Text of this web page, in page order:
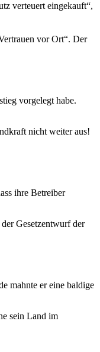
verteuert eingekauft“,
vor Ort“. Der
vorgelegt habe.
nicht weiter aus!
ihre Betreiber
Gesetzentwurf der
mahnte er eine baldige
sein Land im